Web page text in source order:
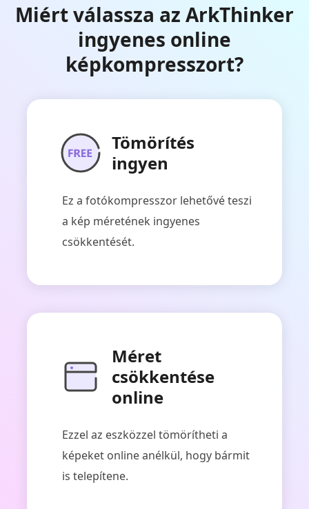
Miért válassza az ArkThinker
ingyenes online
képkompresszort?
Tömörítés
ingyen
Ez a fotókompresszor lehetővé teszi
a kép méretének ingyenes
csökkentését.
Méret
csökkentése
online
Ezzel az eszközzel tömörítheti a
képeket online anélkül, hogy bármit
is telepítene.